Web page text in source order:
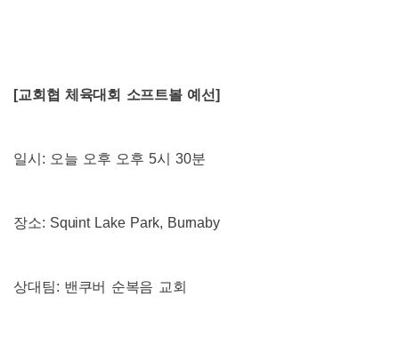
[교회협 체육대회 소프트볼 예선]
일시 : 오늘 오후 오후5시30분
장소: Squint Lake Park, Burnaby
상대팀: 밴쿠버 순복음 교회